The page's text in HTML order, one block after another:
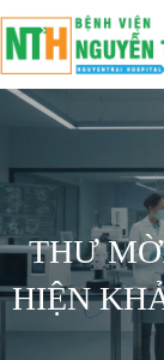
đến
phần
nội
dung
THƯ
HIỆN
TÌNH